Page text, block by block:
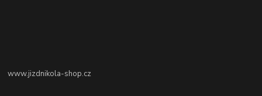
www.jizdnikola-shop.cz